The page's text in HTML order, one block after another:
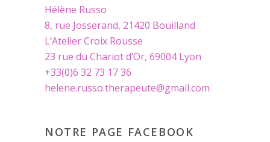
Hélène Russo
8, rue Josserand, 21420 Bouilland
L’Atelier Croix Rousse
23 rue du Chariot d’Or, 69004 Lyon
+33(0)6 32 73 17 36
helene.russo.therapeute@gmail.com
NOTRE PAGE FACEBOOK